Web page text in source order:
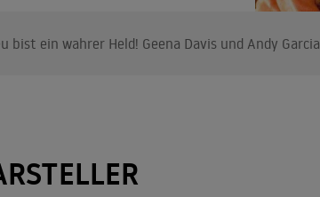
bist ein wahrer Held! Geena Davis und Andy Garcia